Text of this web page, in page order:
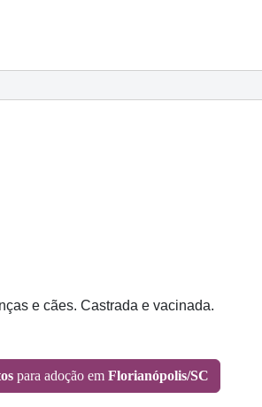
e cães. Castrada e vacinada.
para adoção em Florianópolis/SC